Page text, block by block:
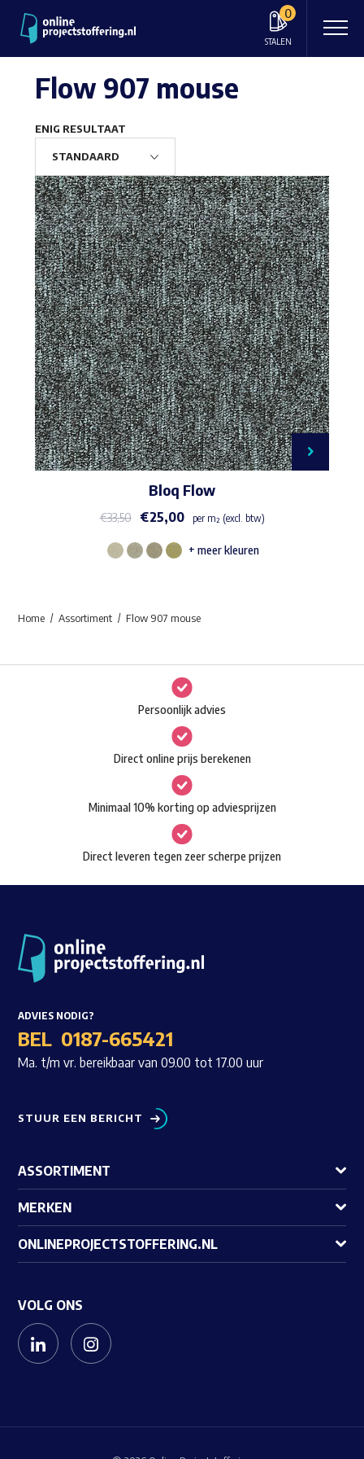
0
STALEN
Waar ben je naar op zoek?
Flow 907 mouse
ENIG RESULTAAT
Bloq Flow
€33,50 €25,00 per m² (excl. btw)
Dit
Deze
optie
kan
gekozen
worden
op
de
productpagina
+ meer kleuren
Home Assortiment Flow 907 mouse
Persoonlijk advies
Direct online prijs berekenen
Minimaal 10% korting op adviesprijzen
Direct leveren tegen zeer scherpe prijzen
ADVIES NODIG?
BEL 0187-665421
Ma. t/m vr. bereikbaar van 09.00 tot 17.00 uur
STUUR EEN BERICHT
ASSORTIMENT
MERKEN
ONLINEPROJECTSTOFFERING.NL
VOLG ONS